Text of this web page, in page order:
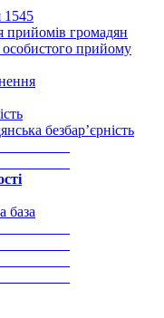
1545
прийомів громадян
прийому
безбар’єрність
база